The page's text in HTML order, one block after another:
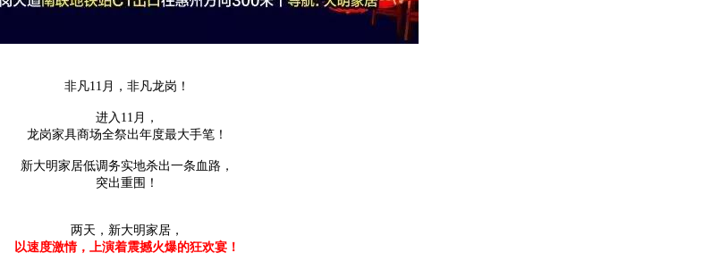
非凡11月，非凡龙岗！
进入11月，
龙岗家具商场全祭出年度最大手笔！
新大明家居低调务实地杀出一条血路，
突出重围！
两天，新大明家居，
以速度激情，上演着震撼火爆的狂欢宴！